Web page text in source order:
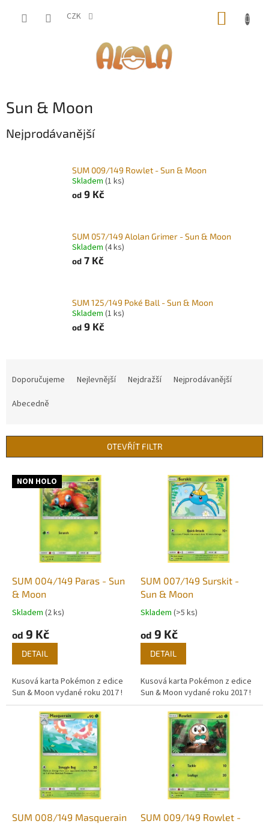
CZK
Sun & Moon
Nejprodávanější
SUM 009/149 Rowlet - Sun & Moon
Skladem (1 ks)
od 9 Kč
SUM 057/149 Alolan Grimer - Sun & Moon
Skladem (4 ks)
od 7 Kč
SUM 125/149 Poké Ball - Sun & Moon
Skladem (1 ks)
od 9 Kč
r
Doporučujeme Nejlevnější Nejdražší
Nejprodávanější
Abecedně
OTEVŘÍT FILTR
V NON HOLO
SUM 004/149 Paras - Sun
& Moon
Skladem (2 ks)
od 9 Kč
DETAIL
Kusová karta Pokémon z edice
Sun & Moon vydané roku 2017 !
SUM 007/149 Surskit -
Sun & Moon
Skladem (>5 ks)
od 9 Kč
DETAIL
Kusová karta Pokémon z edice
Sun & Moon vydané roku 2017 !
SUM 008/149 Masquerain
SUM 009/149 Rowlet -